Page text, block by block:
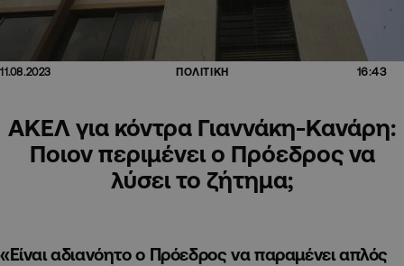
11.08.2023 ΠΟΛΙΤΙΚΗ 16:43
ΑΚΕΛ για κόντρα Γιαννάκη-Κανάρη:
Ποιον περιμένει ο Πρόεδρος να
λύσει το ζήτημα;
«Είναι αδιανόητο ο Πρόεδρος να παραμένει απλός